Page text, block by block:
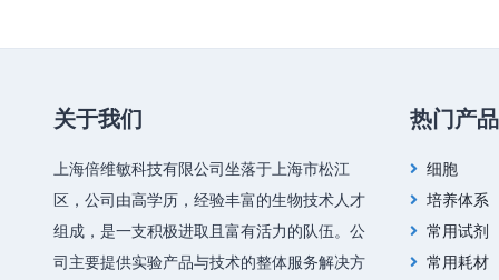
关于我们
上海倍维敏科技有限公司坐落于上海市松江
区，公司由高学历，经验丰富的生物技术人才
组成，是一支积极进取且富有活力的队伍。公
司主要提供实验产品与技术的整体服务解决方
热门产品
细胞
培养体系
常用试剂
常用耗材